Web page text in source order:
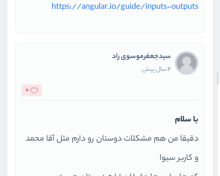
https://angular.io/guide/inputs-outputs
سیدجعفرموسوی راد
4 سال پیش
0
با سلام
دقیقا من هم مشکلات دوستان رو دارم مثل آقا محمد
و کاربر سیوا